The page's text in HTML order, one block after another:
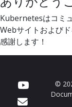
Kubernetesはコミ
Webサイトおよび
感謝します！
©